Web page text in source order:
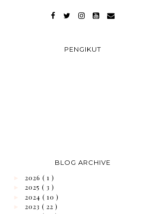
PENGIKUT
BLOG ARCHIVE
2026 ( 1 )
2025 ( 3 )
2024 ( 10 )
2023 ( 22 )